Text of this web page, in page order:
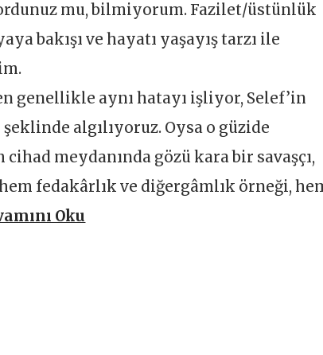
mu, bilmiyorum. Fazilet/üstünlük
bakışı ve hayatı yaşayış tarzı ile
genellikle aynı hatayı işliyor, Selef’in
algılıyoruz. Oysa o güzide
meydanında gözü kara bir savaşçı,
fedakârlık ve diğergâmlık örneği,
Oku